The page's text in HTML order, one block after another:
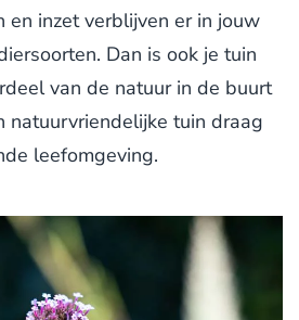
en inzet verblijven er in jouw
Dan is ook je tuin
van de natuur in de buurt
natuurvriendelijke tuin draag
leefomgeving.